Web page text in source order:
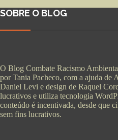
SOBRE O BLOG
O Blog Combate Racismo
por Tania Pacheco, com a ajuda de
Daniel Levi e design de Raquel
lucrativos e utiliza tecnologia
conteúdo é incentivada, desde que
sem fins lucrativos.